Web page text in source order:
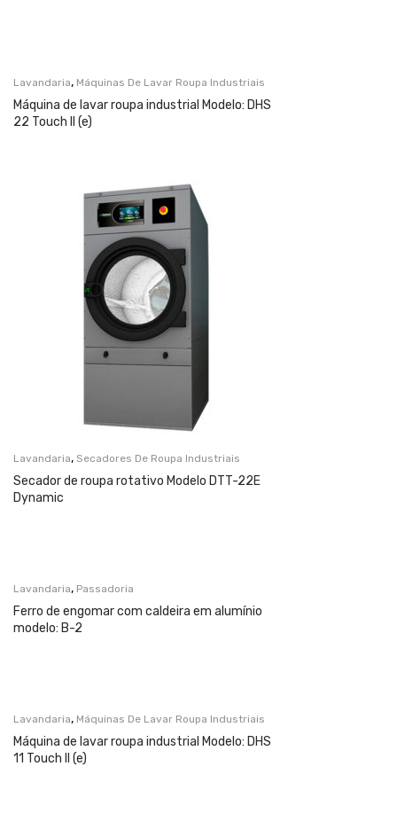
Lavandaria, Máquinas De Lavar Roupa Industriais
Máquina de lavar roupa industrial Modelo: DHS
22 Touch II (e)
Lavandaria, Secadores De Roupa Industriais
Secador de roupa rotativo Modelo DTT-22E
Dynamic
Lavandaria, Passadoria
Ferro de engomar com caldeira em alumínio
modelo: B-2
Lavandaria, Máquinas De Lavar Roupa Industriais
Máquina de lavar roupa industrial Modelo: DHS
11 Touch II (e)